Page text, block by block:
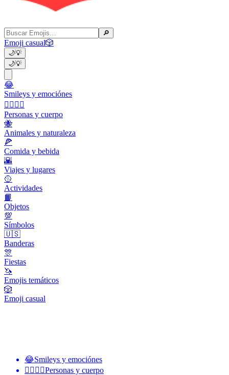
🔎
Emoji casual🎲
🌙💡
🌙💡
😂
Smileys y emociónes
👩‍❤️‍💋‍👨
Personas y cuerpo
🐝
Animales y naturaleza
🍕
Comida y bebida
🌇
Viajes y lugares
🥎
Actividades
📙
Objetos
💯
Símbolos
🇺🇸
Banderas
🎊
Fiestas
🦄
Emojis temáticos
🎲
Emoji casual
😂Smileys y emociónes
👩‍❤️‍💋‍👨Personas y cuerpo